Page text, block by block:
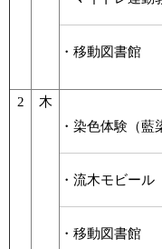
・移動図書館
2
木
・染色体験（藍
・流木モビール
・移動図書館